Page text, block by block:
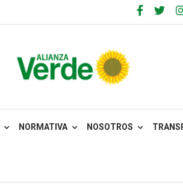
NORMATIVA NOSOTROS